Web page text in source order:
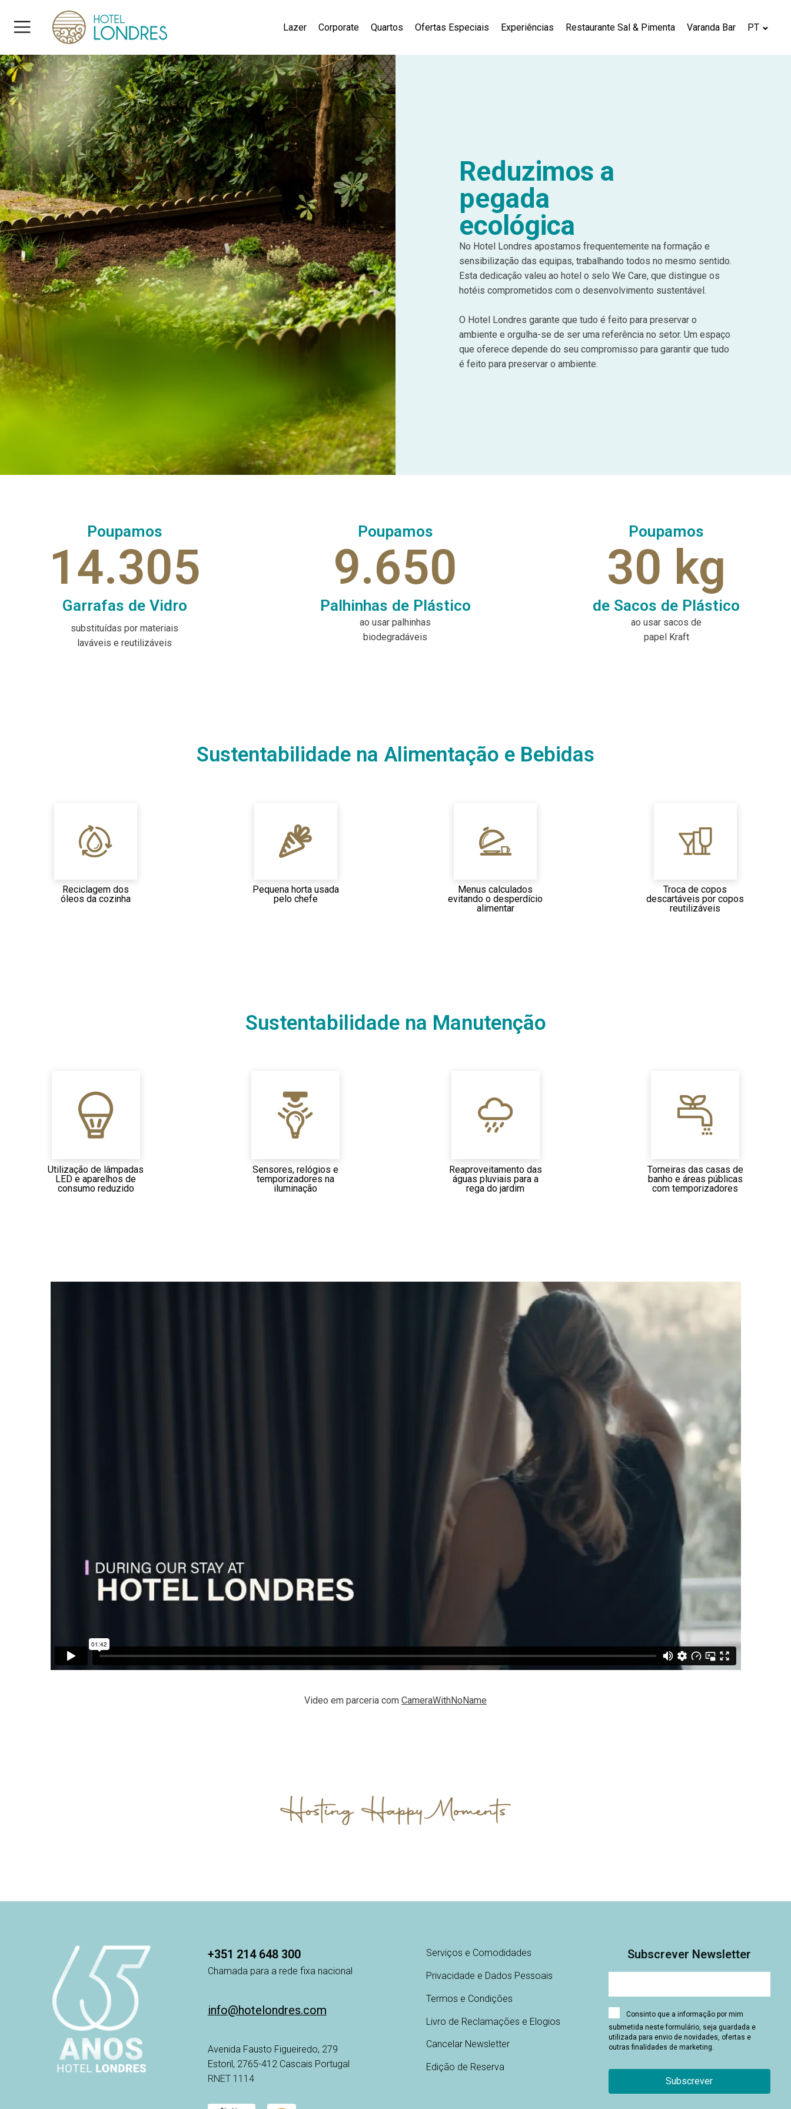
Lazer Corporate Quartos Ofertas Especiais Experiências Restaurante Sal & Pimenta Varanda Bar PT
Reduzimos a
pegada
ecológica
No Hotel Londres apostamos frequentemente na formação e
sensibilização das equipas, trabalhando todos no mesmo sentido.
Esta dedicação valeu ao hotel o selo We Care, que distingue os
hotéis comprometidos com o desenvolvimento sustentável.
O Hotel Londres garante que tudo é feito para preservar o
ambiente e orgulha-se de ser uma referência no setor. Um espaço
que oferece depende do seu compromisso para garantir que tudo
é feito para preservar o ambiente.
Poupamos
14.305
Garrafas de Vidro
substituídas por materiais
laváveis e reutilizáveis
Poupamos
9.650
Palhinhas de Plástico
ao usar palhinhas
biodegradáveis
Poupamos
30 kg
de Sacos de Plástico
ao usar sacos de
papel Kraft
Sustentabilidade na Alimentação e Bebidas
Reciclagem dos
óleos da cozinha
Pequena horta usada
pelo chefe
Menus calculados
evitando o desperdício
alimentar
Troca de copos
descartáveis por copos
reutilizáveis
Sustentabilidade na Manutenção
Utilização de lâmpadas
LED e aparelhos de
consumo reduzido
Sensores, relógios e
temporizadores na
iluminação
Reaproveitamento das
águas pluviais para a
rega do jardim
Torneiras das casas de
banho e áreas públicas
com temporizadores
Video em parceria com CameraWithNoName
+351 214 648 300
Chamada para a rede fixa nacional
info@hotelondres.com
Avenida Fausto Figueiredo, 279
Estoril, 2765-412 Cascais Portugal
RNET 1114
Serviços e Comodidades
Privacidade e Dados Pessoais
Termos e Condições
Livro de Reclamações e Elogios
Cancelar Newsletter
Edição de Reserva
Subscrever Newsletter
Consinto que a informação por mim
submetida neste formulário, seja guardada e
utilizada para envio de novidades, ofertas e
outras finalidades de marketing.
Subscrever